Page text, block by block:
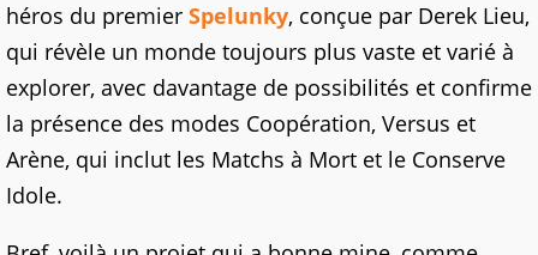
héros du premier Spelunky, conçue par Derek Lieu,
qui révèle un monde toujours plus vaste et varié à
explorer, avec davantage de possibilités et confirme
la présence des modes Coopération, Versus et
Arène, qui inclut les Matchs à Mort et le Conserve
Idole.